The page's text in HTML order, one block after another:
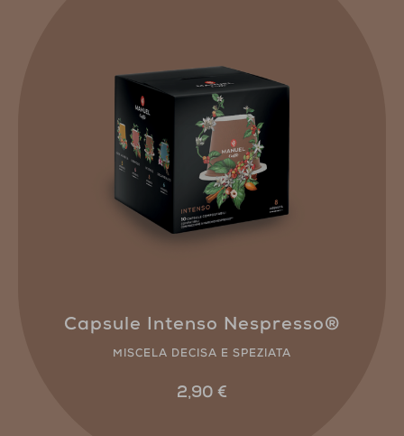
Capsule Intenso Nespresso®
MISCELA DECISA E SPEZIATA
2,90 €